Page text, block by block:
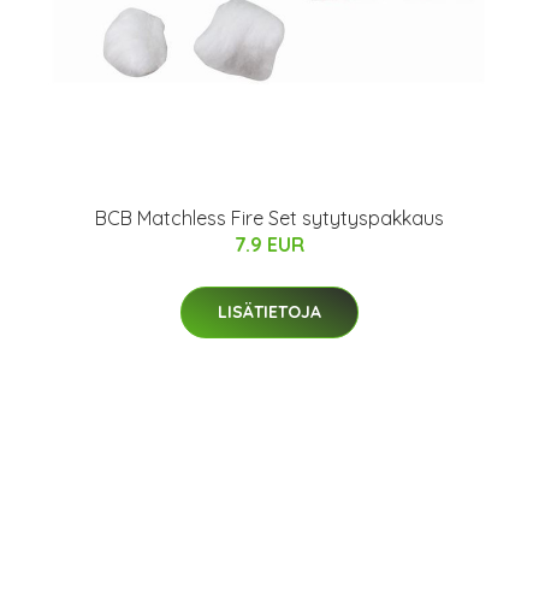
BCB Matchless Fire Set sytytyspakkaus
7.9 EUR
LISÄTIETOJA